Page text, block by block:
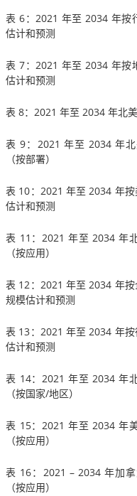
表 6：2021 年至 2034 年按
估计和预测
表 7：2021 年至 2034 年按
估计和预测
表 8：2021 年至 2034 年北
表 9：2021 年至 2034 年
（按部署）
表 10：2021 年至 2034 年
估计和预测
表 11：2021 年至 2034 年
（按应用）
表 12：2021 年至 2034 年
规模估计和预测
表 13：2021 年至 2034 年
估计和预测
表 14：2021 年至 2034 年
（按国家/地区）
表 15：2021 年至 2034 年
（按应用）
表 16：2021 – 2034 年加
（按应用）